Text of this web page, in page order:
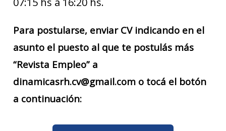
Para postularse, enviar CV indicando en el
asunto el puesto al que te postulás más
“Revista Empleo” a
dinamicasrh.cv@gmail.com o tocá el botón
a continuación: